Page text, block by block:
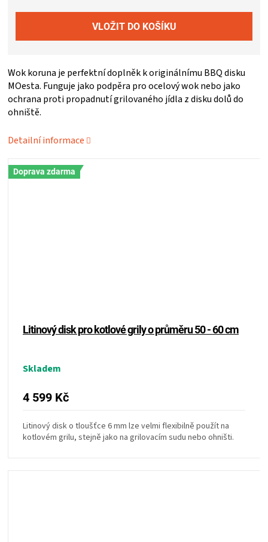
VENKOVNÍ
KUCHYNĚ
KNIHY
O
DÁRKOVÉ
POUKAZY
ZNAČKY
MĚNA
Wok koruna je perfektní doplněk k originálnímu BBQ disku
MOesta. Funguje jako podpěra pro ocelový wok nebo jako
ochrana proti propadnutí grilovaného jídla z disku dolů do
ohniště.
Detailní informace
Doprava zdarma
Litinový disk pro kotlové grily o průměru 50 - 60 cm
Skladem
4 599 Kč
Litinový disk o tloušťce 6 mm lze velmi flexibilně použít na
kotlovém grilu, stejně jako na grilovacím sudu nebo ohništi.